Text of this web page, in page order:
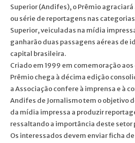
Superior (Andifes), o Prêmio
ou série de reportagens nas
Superior, veiculadas na mídia
ganharão duas passagens aéreas de
capital brasileira.
Criado em 1999 em comemoração
Prêmio chega à décima edição
a Associação confere à imprensa e à
Andifes de Jornalismo tem o objetivo
da mídia impressa a produzir
ressaltando a importância deste setor
Os interessados devem enviar ficha